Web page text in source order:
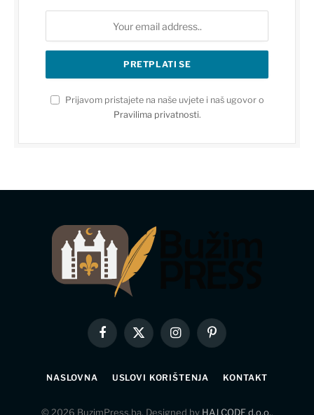
Prijavom pristajete na naše uvjete i naš ugovor o
Pravilima privatnosti.
Facebook
X
InstagramPinterest
NASLOVNA USLOVI KORIŠTENJA KONTAKT
© 2026 BuzimPress.ba. Designed by HAJ CODE d.o.o..